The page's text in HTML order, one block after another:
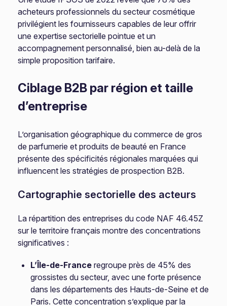
acheteurs professionnels du secteur cosmétique
privilégient les fournisseurs capables de leur offrir
une expertise sectorielle pointue et un
accompagnement personnalisé, bien au-delà de la
simple proposition tarifaire.
Ciblage B2B par région et taille
d’entreprise
L’organisation géographique du commerce de gros
de parfumerie et produits de beauté en France
présente des spécificités régionales marquées qui
influencent les stratégies de prospection B2B.
Cartographie sectorielle des acteurs
La répartition des entreprises du code NAF 46.45Z
sur le territoire français montre des concentrations
significatives :
L’Île-de-France regroupe près de 45% des
grossistes du secteur, avec une forte présence
dans les départements des Hauts-de-Seine et de
Paris. Cette concentration s’explique par la